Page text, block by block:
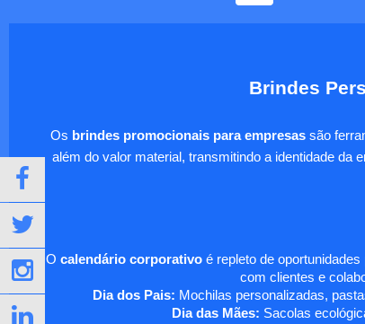
Brindes
Os brindes promocionais para empresassão
além do valor material, transmitindo a identidade da
O calendário corporativo é repleto de
com clientes e
Dia dos Pais: Mochilas personalizadas,
Dia das Mães: Sacolas